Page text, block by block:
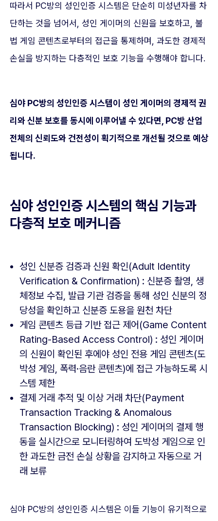
따라서 PC방의 성인인증 시스템은 단순히 미성년자를 차
단하는 것을 넘어서, 성인 게이머의 신원을 보호하고, 불
법 게임 콘텐츠로부터의 접근을 통제하며, 과도한 경제적
손실을 방지하는 다층적인 보호 기능을 수행해야 합니다.
심야 PC방의 성인인증 시스템이 성인 게이머의 경제적 권
리와 신분 보호를 동시에 이루어낼 수 있다면, PC방 산업
전체의 신뢰도와 건전성이 획기적으로 개선될 것으로 예상
됩니다.
심야 성인인증 시스템의 핵심 기능과
다층적 보호 메커니즘
성인 신분증 검증과 신원 확인(Adult Identity
Verification & Confirmation) : 신분증 촬영, 생
체정보 수집, 발급 기관 검증을 통해 성인 신분의 정
당성을 확인하고 신분증 도용을 원천 차단
게임 콘텐츠 등급 기반 접근 제어(Game Content
Rating-Based Access Control) : 성인 게이머
의 신원이 확인된 후에야 성인 전용 게임 콘텐츠(도
박성 게임, 폭력·음란 콘텐츠)에 접근 가능하도록 시
스템 제한
결제 거래 추적 및 이상 거래 차단(Payment
Transaction Tracking & Anomalous
Transaction Blocking) : 성인 게이머의 결제 행
동을 실시간으로 모니터링하여 도박성 게임으로 인
한 과도한 금전 손실 상황을 감지하고 자동으로 거
래 보류
심야 PC방의 성인인증 시스템은 이들 기능이 유기적으로